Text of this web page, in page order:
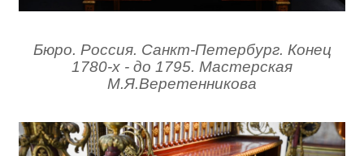
Бюро. Россия. Санкт-Петербург. Конец
1780-х - до 1795. Мастерская
М.Я.Веретенникова